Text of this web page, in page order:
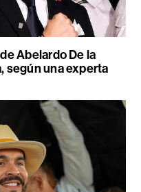
Abelardo De la
según una experta